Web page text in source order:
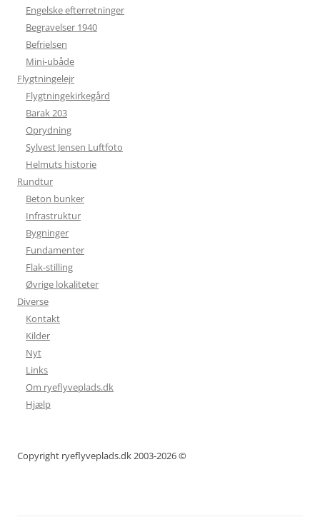
Engelske efterretninger
Begravelser 1940
Befrielsen
Mini-ubåde
Flygtningelejr
Flygtningekirkegård
Barak 203
Oprydning
Sylvest Jensen Luftfoto
Helmuts historie
Rundtur
Beton bunker
Infrastruktur
Bygninger
Fundamenter
Flak-stilling
Øvrige lokaliteter
Diverse
Kontakt
Kilder
Nyt
Links
Om ryeflyveplads.dk
Hjælp
Copyright ryeflyveplads.dk 2003-2026 ©